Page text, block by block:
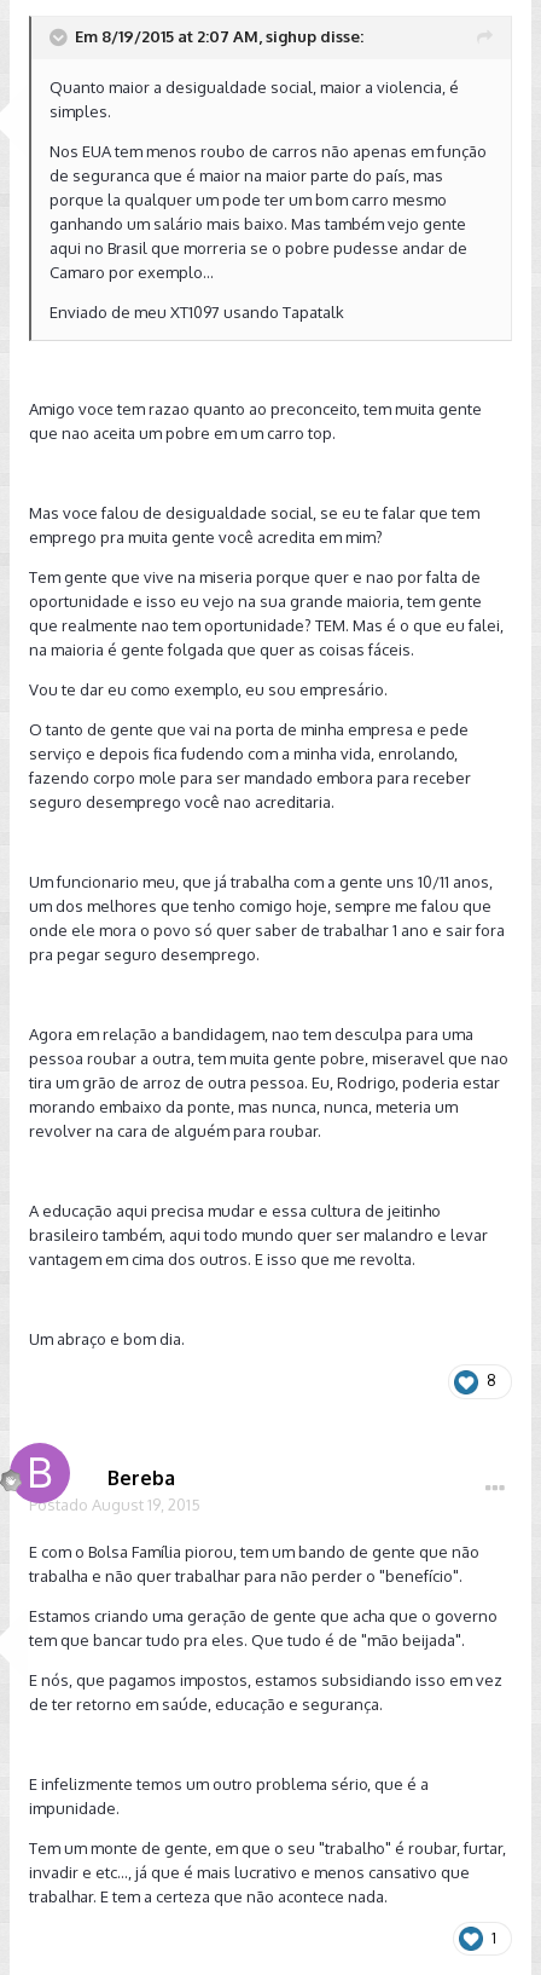
Em 8/19/2015 at 2:07 AM, sighup disse:
Quanto maior a desigualdade social, maior a violencia, é
simples.
Nos EUA tem menos roubo de carros não apenas em função
de seguranca que é maior na maior parte do país, mas
porque la qualquer um pode ter um bom carro mesmo
ganhando um salário mais baixo. Mas também vejo gente
aqui no Brasil que morreria se o pobre pudesse andar de
Camaro por exemplo...
Enviado de meu XT1097 usando Tapatalk
Amigo voce tem razao quanto ao preconceito, tem muita gente
que nao aceita um pobre em um carro top.
Mas voce falou de desigualdade social, se eu te falar que tem
emprego pra muita gente você acredita em mim?
Tem gente que vive na miseria porque quer e nao por falta de
oportunidade e isso eu vejo na sua grande maioria, tem gente
que realmente nao tem oportunidade? TEM. Mas é o que eu falei,
na maioria é gente folgada que quer as coisas fáceis.
Vou te dar eu como exemplo, eu sou empresário.
O tanto de gente que vai na porta de minha empresa e pede
serviço e depois fica fudendo com a minha vida, enrolando,
fazendo corpo mole para ser mandado embora para receber
seguro desemprego você nao acreditaria.
Um funcionario meu, que já trabalha com a gente uns 10/11 anos,
um dos melhores que tenho comigo hoje, sempre me falou que
onde ele mora o povo só quer saber de trabalhar 1 ano e sair fora
pra pegar seguro desemprego.
Agora em relação a bandidagem, nao tem desculpa para uma
pessoa roubar a outra, tem muita gente pobre, miseravel que nao
tira um grão de arroz de outra pessoa. Eu, Rodrigo, poderia estar
morando embaixo da ponte, mas nunca, nunca, meteria um
revolver na cara de alguém para roubar.
A educação aqui precisa mudar e essa cultura de jeitinho
brasileiro também, aqui todo mundo quer ser malandro e levar
vantagem em cima dos outros. E isso que me revolta.
Um abraço e bom dia.
8
Bereba
Postado August 19, 2015
E com o Bolsa Família piorou, tem um bando de gente que não
trabalha e não quer trabalhar para não perder o "benefício".
Estamos criando uma geração de gente que acha que o governo
tem que bancar tudo pra eles. Que tudo é de "mão beijada".
E nós, que pagamos impostos, estamos subsidiando isso em vez
de ter retorno em saúde, educação e segurança.
E infelizmente temos um outro problema sério, que é a
impunidade.
Tem um monte de gente, em que o seu "trabalho" é roubar, furtar,
invadir e etc..., já que é mais lucrativo e menos cansativo que
trabalhar. E tem a certeza que não acontece nada.
1